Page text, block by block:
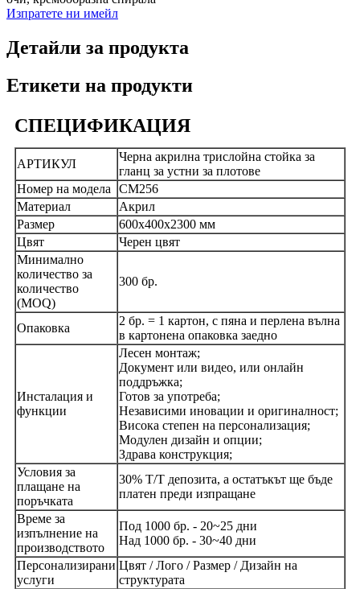
Изпратете ни имейл
Детайли за продукта
Етикети на продукти
СПЕЦИФИКАЦИЯ
АРТИКУЛ
Черна акрилна трислойна стойка за
гланц за устни за плотове
Номер на модела
CM256
Материал
Акрил
Размер
600x400x2300 мм
Цвят
Черен цвят
Минимално
количество за
количество
(MOQ)
300 бр.
Опаковка
2 бр. = 1 картон, с пяна и перлена вълна
в картонена опаковка заедно
Инсталация и
функции
Лесен монтаж;
Документ или видео, или онлайн
поддръжка;
Готов за употреба;
Независими иновации и оригиналност;
Висока степен на персонализация;
Модулен дизайн и опции;
Здрава конструкция;
Условия за
плащане на
поръчката
30% T/T депозита, а остатъкът ще бъде
платен преди изпращане
Време за
изпълнение на
производството
Под 1000 бр. - 20~25 дни
Над 1000 бр. - 30~40 дни
Персонализирани
услуги
Цвят / Лого / Размер / Дизайн на
структурата